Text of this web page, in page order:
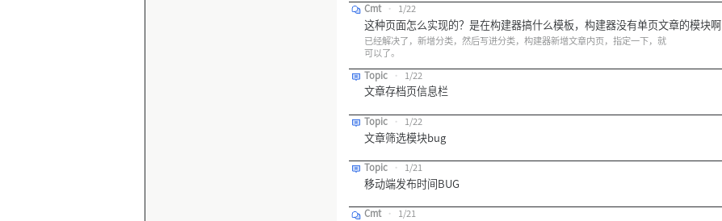
Cmt • 1/22
这种页面怎么实现的？是在构建器搞什么模板，构建器没有单页文章的模块啊
已经解决了，新增分类，然后写进分类，构建器新增文章内页，指定一下，就
可以了。
Topic
• 1/22
文章存档页信息栏
Topic • 1/22
文章筛选模块bug
Topic • 1/21
移动端发布时间BUG
Cmt • 1/21